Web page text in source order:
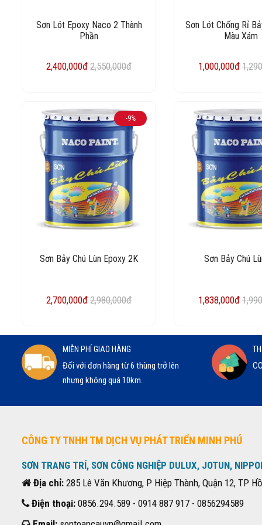
Sơn Lót Epoxy Naco 2 Thành
Phần
2,400,000đ 2,550,000đ
Sơn Lót Chống Rỉ
Màu Xám
1,000,000đ
-9%
Sơn Bảy Chú Lùn Epoxy 2K
2,700,000đ 2,980,000đ
Sơn Bảy Chú
1,838,000đ
MIỄN PHÍ GIAO HÀNG
Đối với đơn hàng từ 6 thùng trở lên
nhưng không quá 10km.
CÔNG TY TNHH TM DỊCH VỤ PHÁT TRIỂN MINH PHÚ
SƠN TRANG TRÍ, SƠN CÔNG NGHIỆP DULUX, JOTUN,
Địa chỉ: 285 Lê Văn Khương, P Hiệp Thành, Quận 12, TP
Điện thoại: 0856.294.589 - 0914 887 917 - 0856294589